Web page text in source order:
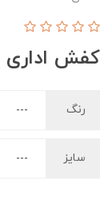
کفش اداری
رنگ
سایز